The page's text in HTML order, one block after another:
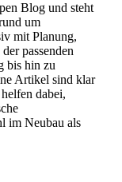
Blog und steht
um
mit Planung,
passenden
bis hin zu
Artikel sind klar
dabei,
im Neubau als